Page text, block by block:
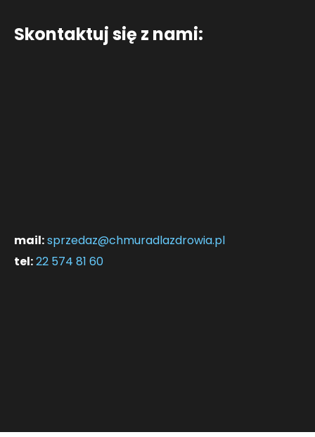
Skontaktuj się z nami:
mail:sprzedaz@chmuradlazdrowia.pl
tel:22 574 81 60